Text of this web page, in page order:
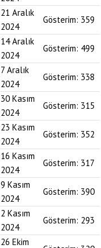
21 Aralık
2024
Gösterim: 359
14 Aralık
2024
Gösterim: 499
7 Aralık
2024
Gösterim: 338
30 Kasım
2024
Gösterim: 315
23 Kasım
2024
Gösterim: 352
16 Kasım
2024
Gösterim: 317
9 Kasım
2024
Gösterim: 390
2 Kasım
2024
Gösterim: 293
26 Ekim